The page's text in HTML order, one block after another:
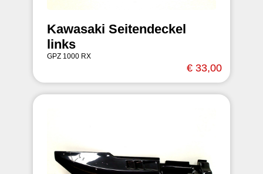
Kawasaki Seitendeckel
links
GPZ 1000 RX
€ 33,00